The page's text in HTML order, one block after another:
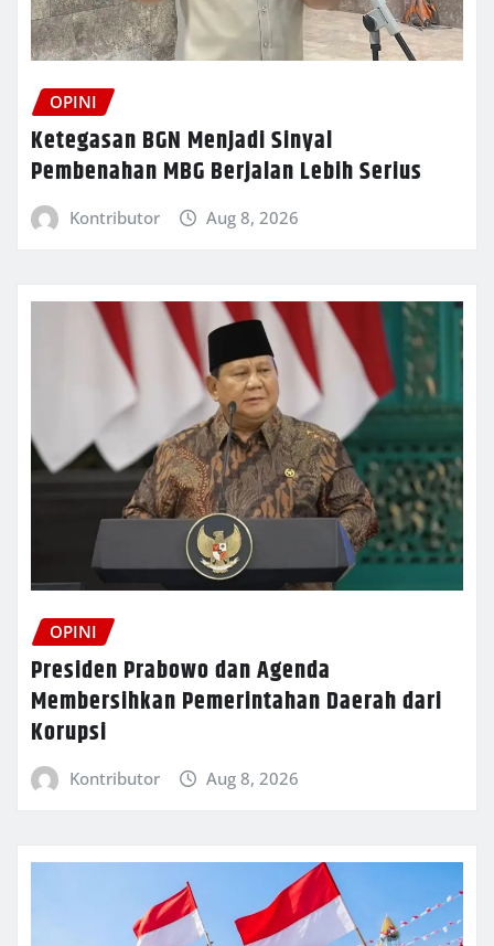
OPINI
Ketegasan BGN Menjadi Sinyal
Pembenahan MBG Berjalan Lebih Serius
Kontributor Aug 8, 2026
OPINI
Presiden Prabowo dan Agenda
Membersihkan Pemerintahan Daerah dari
Korupsi
Kontributor Aug 8, 2026